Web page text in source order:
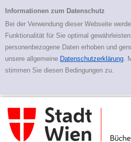
Erweiterte Suche
Informationen zum Datenschutz
Bei der Verwendung dieser Webseite
Funktionalität für Sie optimal
personenbezogene Daten erhoben und
unsere allgemeine Datenschutzerklärung.
stimmen Sie diesen Bedingungen zu.